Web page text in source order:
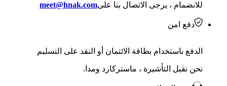
للانضمام ، يرجى الاتصال بنا علىmeet@hnak.com
دفع امن
الدفع باستخدام بطاقة الائتمان أو النقد على التسليم
نحن نقبل التأشيرة ، ماستركارد ومدا.